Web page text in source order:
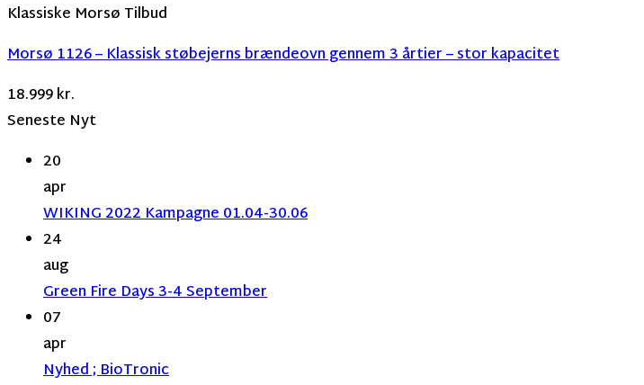
Klassiske Morsø Tilbud
Morsø 1126 – Klassisk støbejerns brændeovn gennem 3 årtier – stor kapacitet
18.999kr.
Seneste Nyt
20
apr
WIKING 2022 Kampagne 01.04-30.06
24
aug
Green Fire Days 3-4 September
07
apr
Nyhed ; BioTronic